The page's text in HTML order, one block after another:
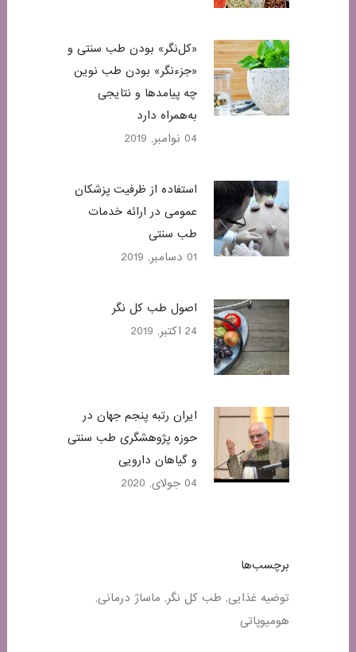
«کل‌نگر» بودن طب سنتی و
«جزء‌نگر» بودن طب نوین
چه پیامدها و نتایجی
به‌همراه دارد
04 نوامبر, 2019
استفاده از ظرفیت پزشکان
عمومی در ارائه خدمات
طب سنتی
01 دسامبر, 2019
اصول طب کل نگر
24 اکتبر, 2019
ایران رتبه پنجم جهان در
حوزه پژوهشگری طب سنتی
و گیاهان دارویی
04 جولای, 2020
برچسب‌ها
توضیه غذایی طب کل نگر ماساژ درمانی
هومیوپاتی